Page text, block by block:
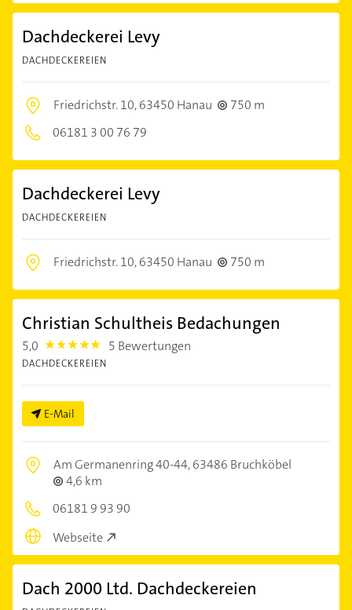
Dachdeckerei Levy
DACHDECKEREIEN
Friedrichstr. 10,63450 Hanau
750 m
06181 3 00 76 79
Dachdeckerei Levy
DACHDECKEREIEN
Friedrichstr. 10,63450 Hanau 750 m
Christian Schultheis Bedachungen
5,0 5.0 5 Bewertungen
DACHDECKEREIEN
E-Mail
Am Germanenring 40-44,63486 Bruchköbel
4,6 km
06181 9 93 90
Webseite
Dach 2000 Ltd. Dachdeckereien